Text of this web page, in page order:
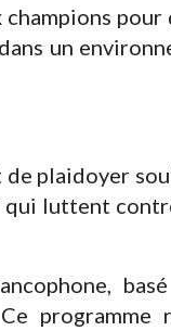
pour
un
plaidoyer
qui luttent
programme